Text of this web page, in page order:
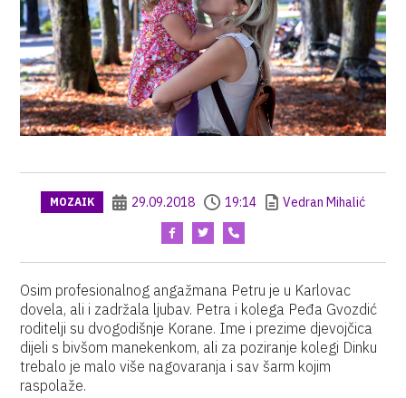
MOZAIK 29.09.2018 19:14 Vedran Mihalić
Osim profesionalnog angažmana Petru je u Karlovac
dovela, ali i zadržala ljubav. Petra i kolega Peđa Gvozdić
roditelji su dvogodišnje Korane. Ime i prezime djevojčica
dijeli s bivšom manekenkom, ali za poziranje kolegi Dinku
trebalo je malo više nagovaranja i sav šarm kojim
raspolaže.